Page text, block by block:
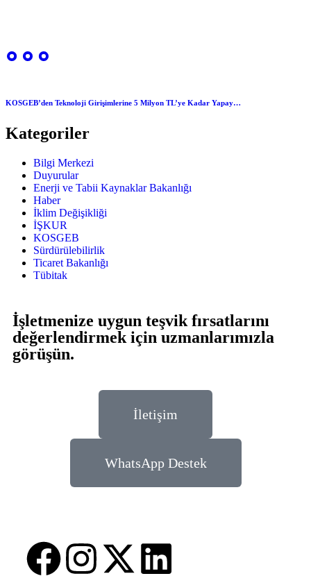
KOSGEB’den Teknoloji Girişimlerine 5 Milyon TL’ye Kadar Yapay…
Kategoriler
Bilgi Merkezi
Duyurular
Enerji ve Tabii Kaynaklar Bakanlığı
Haber
İklim Değişikliği
İŞKUR
KOSGEB
Sürdürülebilirlik
Ticaret Bakanlığı
Tübitak
İşletmenize uygun teşvik fırsatlarını
değerlendirmek için uzmanlarımızla
görüşün.
İletişim
WhatsApp Destek